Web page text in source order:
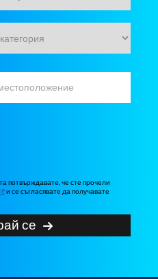
потвърждавате, че сте прочели
и се съгласявате да получавате
се